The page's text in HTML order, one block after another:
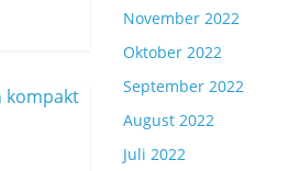
November 2022
Oktober 2022
September 2022
August 2022
Juli 2022